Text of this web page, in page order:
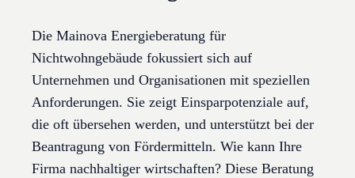
Die Mainova Energieberatung für
Nichtwohngebäude fokussiert sich auf
Unternehmen und Organisationen mit speziellen
Anforderungen. Sie zeigt Einsparpotenziale auf,
die oft übersehen werden, und unterstützt bei der
Beantragung von Fördermitteln. Wie kann Ihre
Firma nachhaltiger wirtschaften? Diese Beratung